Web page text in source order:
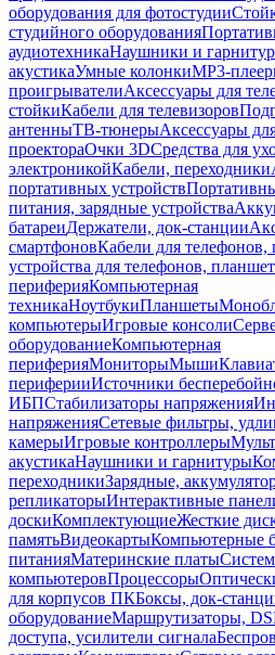
оборудования для фотостудии
студийного оборудования
аудиотехникаНаушники и
акустикаУмные колонкиMP3-
проигрывателиАксессуары для
стойкиКабели для телевизоров
антенныТВ-тюнерыАксессуары
проектораОчки 3DСредства для
электроникойКабели, переходники
портативных устройств
питания, зарядные устройства
батареиДержатели, док-станции
смартфоновКабели для телефонов,
устройства для телефонов,
периферияКомпьютерная
техникаНоутбукиПланшеты
компьютерыИгровые консоли
оборудованиеКомпьютерная
периферияМониторыМыши
периферииИсточники
ИБПСтабилизаторы напряжения
напряженияСетевые фильтры,
камерыИгровые контроллеры
акустикаНаушники и гарнитуры
переходникиЗарядные,
репликаторыИнтерактивные
доскиКомплектующиеЖесткие
памятьВидеокартыКомпьютерные
питанияМатеринские платы
компьютеровПроцессоры
для корпусов ПКБоксы, док-
оборудованиеМаршрутизаторы,
доступа, усилители сигнала